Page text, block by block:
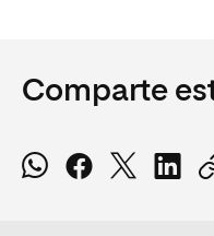
Comparte